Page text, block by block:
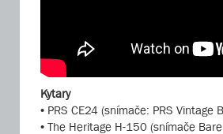
Kytary
• PRS CE24 (snímače: PRS
• The Heritage H-150 (snímače